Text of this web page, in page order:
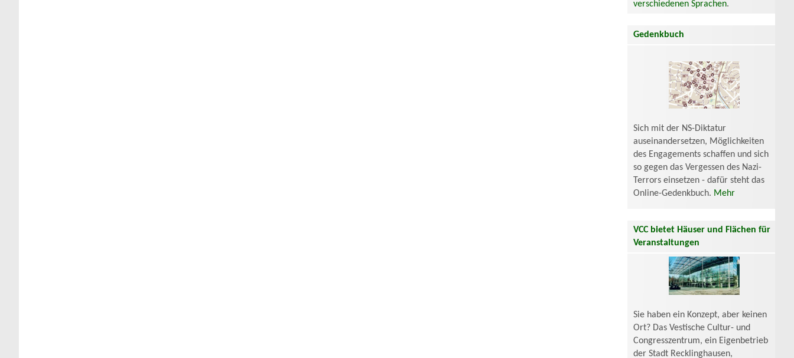
verschiedenen Sprachen.
Gedenkbuch
Sich mit der NS-Diktatur
auseinandersetzen, Möglichkeiten
des Engagements schaffen und sich
so gegen das Vergessen des Nazi-
Terrors einsetzen - dafür steht das
Online-Gedenkbuch. Mehr
VCC bietet Häuser und Flächen für
Veranstaltungen
Sie haben ein Konzept, aber keinen
Ort? Das Vestische Cultur- und
Congresszentrum, ein Eigenbetrieb
der Stadt Recklinghausen,